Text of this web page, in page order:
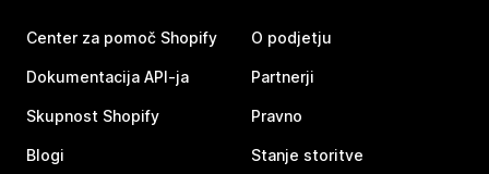
Center za pomoč Shopify
Dokumentacija API-ja
Skupnost Shopify
Blogi
O podjetju
Partnerji
Pravno
Stanje storitve